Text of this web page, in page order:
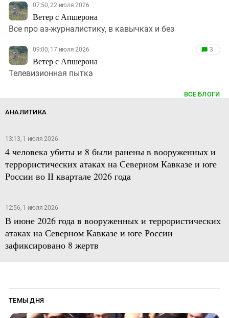
07:50, 22 июля 2026
Ветер с Апшерона
Все про аз-журналистику, в кавычках и без
09:00, 17 июля 2026
Ветер с Апшерона
3
Телевизионная пытка
ВСЕ БЛОГИ
АНАЛИТИКА
13:13, 1 июля 2026
4 человека убиты и 8 были ранены в вооруженных и
террористических атаках на Северном Кавказе и юге
России во II квартале 2026 года
12:56, 1 июля 2026
В июне 2026 года в вооруженных и террористических
атаках на Северном Кавказе и юге России
зафиксировано 8 жертв
ТЕМЫ ДНЯ